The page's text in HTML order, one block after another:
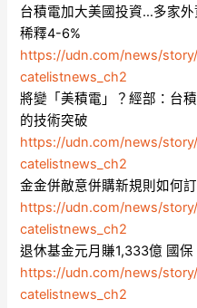
台積電加大美國投資…多家
稀釋4-6%
https://udn.com/news/
catelistnews_ch2
將變「美積電」？經部：台
的技術突破
https://udn.com/news/
catelistnews_ch2
金金併敵意併購新規則如何
https://udn.com/news/
catelistnews_ch2
退休基金元月賺1,333億 國
https://udn.com/news/
catelistnews_ch2